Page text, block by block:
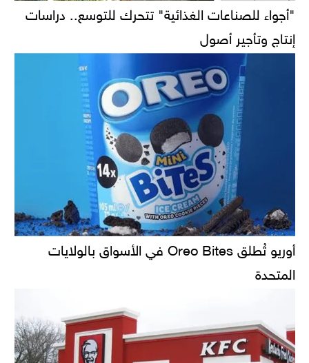
"أجواء للصناعات الغذائية" تتحرك للتوسع.. دراسات
إنتاج وتأجير أصول
أوريو تُطلق Oreo Bites في الأسواق بالولايات
المتحدة